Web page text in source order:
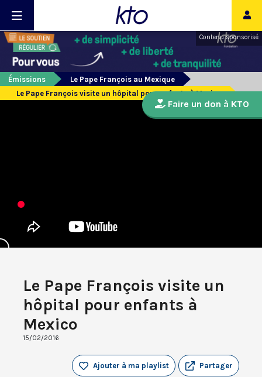
Contenu sponsorisé
Émissions
Le Pape François au Mexique
Le Pape François visite un hôpital pour enfants à Mexico
Le Pape François visite un
hôpital pour enfants à
Mexico
15/02/2016
Partager
Ajouter à ma playlist
Faire un don à KTO